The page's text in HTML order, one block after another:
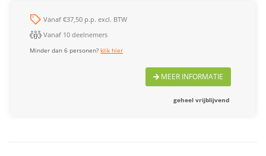
Vanaf €37,50 p.p. excl. BTW
Vanaf 10 deelnemers
Minder dan 6 personen?klik hier
MEER INFORMATIE
geheel vrijblijvend